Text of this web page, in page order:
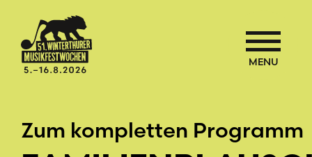
MENU
Zum kompletten Programm